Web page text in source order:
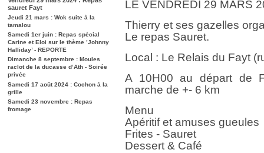
sauret Fayt
Jeudi 21 mars : Wok suite à la
tamalou
Samedi 1er juin : Repas spécial
Carine et Eloi sur le thème ’Johnny
Halliday’ - REPORTE
Dimanche 8 septembre : Moules
raclot de la ducasse d’Ath - Soirée
privée
Samedi 17 août 2024 : Cochon à la
grille
Samedi 23 novembre : Repas
fromage
LE VENDREDI 29 MARS
Thierry et ses gazelles
Le repas Sauret.
Local : Le Relais du Fayt
A 10H00 au départ de
marche de +- 6 km
Menu
Apéritif et amuses gueules
Frites - Sauret
Dessert & Café